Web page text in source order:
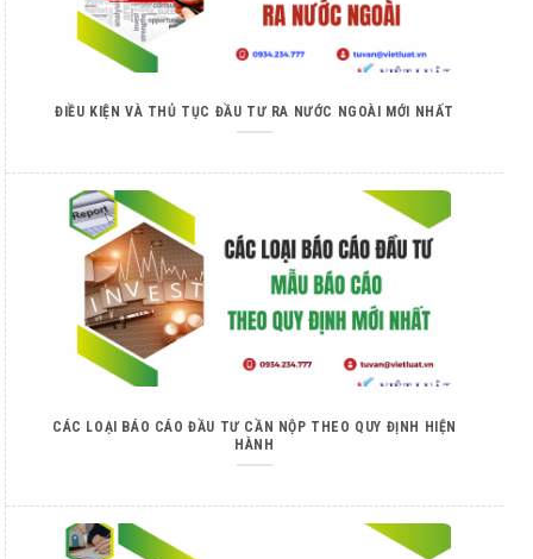
ĐIỀU KIỆN VÀ THỦ TỤC ĐẦU TƯ RA NƯỚC NGOÀI MỚI NHẤT
CÁC LOẠI BÁO CÁO ĐẦU TƯ CẦN NỘP THEO QUY ĐỊNH HIỆN
HÀNH